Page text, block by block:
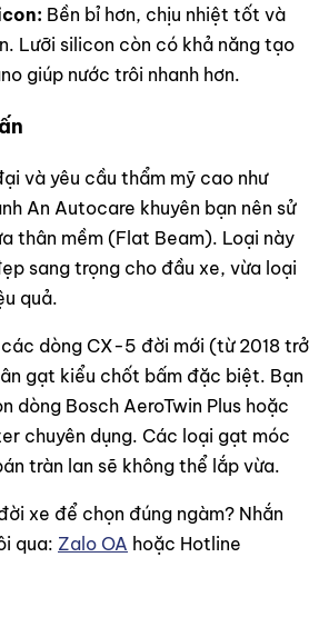
Bền bỉ hơn, chịu nhiệt tốt và
Lưỡi silicon còn có khả năng tạo
giúp nước trôi nhanh hơn.
và yêu cầu thẩm mỹ cao như
An Autocare khuyên bạn nên sử
thân mềm (Flat Beam). Loại này
sang trọng cho đầu xe, vừa loại
quả.
dòng CX-5 đời mới (từ 2018 trở
gạt kiểu chốt bấm đặc biệt. Bạn
dòng Bosch AeroTwin Plus hoặc
chuyên dụng. Các loại gạt móc
tràn lan sẽ không thể lắp vừa.
xe để chọn đúng ngàm? Nhắn
qua: Zalo OA hoặc Hotline